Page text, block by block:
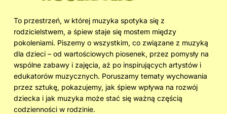
To przestrzeń, w której muzyka spotyka się z
rodzicielstwem, a śpiew staje się mostem między
pokoleniami. Piszemy o wszystkim, co związane z muzyką
dla dzieci – od wartościowych piosenek, przez pomysły na
wspólne zabawy i zajęcia, aż po inspirujących artystów i
edukatorów muzycznych. Poruszamy tematy wychowania
przez sztukę, pokazujemy, jak śpiew wpływa na rozwój
dziecka i jak muzyka może stać się ważną częścią
codzienności w rodzinie.